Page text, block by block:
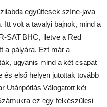
együttesek színe-java
Itt volt a tavalyi bajnok, mind a
SAT BHC, illetve a Red
a pályára. Ezt már a
ugyanis mind a két csapat
első helyen jutottak tovább
Utánpótlás Válogatott két
ez egy felkészülési